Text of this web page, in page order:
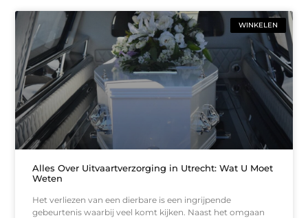
WINKELEN
Alles Over Uitvaartverzorging in Utrecht: Wat U Moet
Weten
Het verliezen van een dierbare is een ingrijpende
gebeurtenis waarbij veel komt kijken. Naast het omgaan